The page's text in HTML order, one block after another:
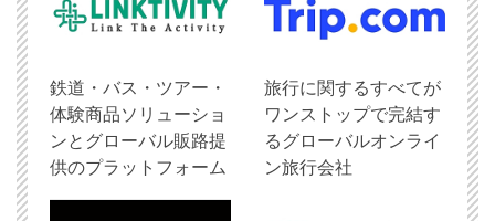
鉄道・バス・ツアー・
体験商品ソリューショ
ンとグローバル販路提
供のプラットフォーム
旅行に関するすべてが
ワンストップで完結す
るグローバルオンライ
ン旅行会社